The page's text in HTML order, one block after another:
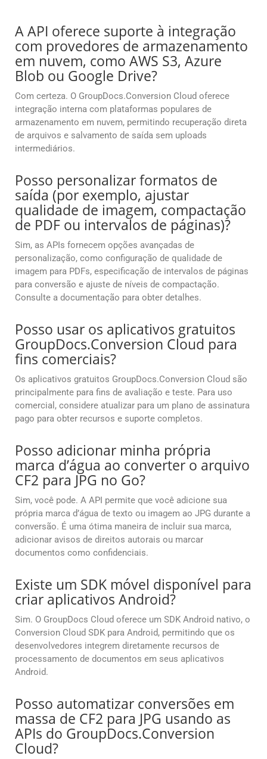
A API oferece suporte à integração
com provedores de armazenamento
em nuvem, como AWS S3, Azure
Blob ou Google Drive?
Com certeza. O GroupDocs.Conversion Cloud oferece
integração interna com plataformas populares de
armazenamento em nuvem, permitindo recuperação direta
de arquivos e salvamento de saída sem uploads
intermediários.
Posso personalizar formatos de
saída (por exemplo, ajustar
qualidade de imagem, compactação
de PDF ou intervalos de páginas)?
Sim, as APIs fornecem opções avançadas de
personalização, como configuração de qualidade de
imagem para PDFs, especificação de intervalos de páginas
para conversão e ajuste de níveis de compactação.
Consulte a documentação para obter detalhes.
Posso usar os aplicativos gratuitos
GroupDocs.Conversion Cloud para
fins comerciais?
Os aplicativos gratuitos GroupDocs.Conversion Cloud são
principalmente para fins de avaliação e teste. Para uso
comercial, considere atualizar para um plano de assinatura
pago para obter recursos e suporte completos.
Posso adicionar minha própria
marca d’água ao converter o arquivo
CF2 para JPG no Go?
Sim, você pode. A API permite que você adicione sua
própria marca d’água de texto ou imagem ao JPG durante a
conversão. É uma ótima maneira de incluir sua marca,
adicionar avisos de direitos autorais ou marcar
documentos como confidenciais.
Existe um SDK móvel disponível para
criar aplicativos Android?
Sim. O GroupDocs Cloud oferece um SDK Android nativo, o
Conversion Cloud SDK para Android, permitindo que os
desenvolvedores integrem diretamente recursos de
processamento de documentos em seus aplicativos
Android.
Posso automatizar conversões em
massa de CF2 para JPG usando as
APIs do GroupDocs.Conversion
Cloud?